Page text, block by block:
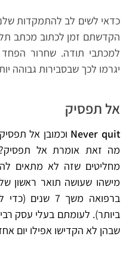
כדאי לשים לב להתמקדות
הקדשתם זמן לכתוב מכתב
למכתבי תודה. שחרור הפחד
יגרמו לכך שבסבירות גבוהה
אל תפסיק
Never quit וכמובן אל
מה זאת אומרת אל תפסיק?
מחליטים שזה לא מתאים
מישהו שעושה תואר ראשון
ברפואה משך 7
ביותר). לעומתם בעלי עסק
שבהן לא הקדישו אפילו יום